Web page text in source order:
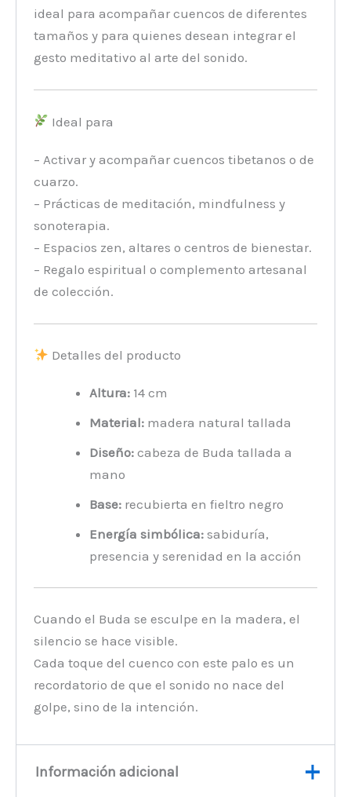
ideal para acompañar cuencos de diferentes
tamaños y para quienes desean integrar el
gesto meditativo al arte del sonido.
Ideal para
– Activar y acompañar cuencos tibetanos o de
cuarzo.
– Prácticas de meditación, mindfulness y
sonoterapia.
– Espacios zen, altares o centros de bienestar.
– Regalo espiritual o complemento artesanal
de colección.
Detalles del producto
Altura: 14 cm
Material: madera natural tallada
Diseño: cabeza de Buda tallada a
mano
Base: recubierta en fieltro negro
Energía simbólica: sabiduría,
presencia y serenidad en la acción
Cuando el Buda se esculpe en la madera, el
silencio se hace visible.
Cada toque del cuenco con este palo es un
recordatorio de que el sonido no nace del
golpe, sino de la intención.
Información adicional